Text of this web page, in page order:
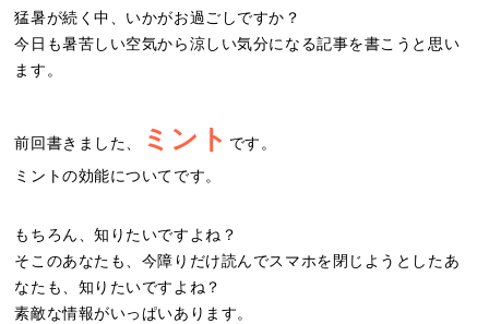
猛暑が続く中、いかがお過ごしですか？
今日も暑苦しい空気から涼しい気分になる記事を書こうと思い
ます。
前回書きました、 ミント です。
ミントの効能についてです。
もちろん、知りたいですよね？
そこのあなたも、今障りだけ読んでスマホを閉じようとしたあ
なたも、知りたいですよね？
素敵な情報がいっぱいあります。